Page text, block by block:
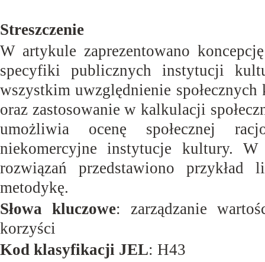
Streszczenie
W artykule zaprezentowano
specyfiki publicznych instytucji
wszystkim uwzględnienie
oraz zastosowanie w kalkulacji
umożliwia ocenę społecznej
niekomercyjne instytucje kultury. W
rozwiązań przedstawiono
metodykę.
Słowa kluczowe: zarządzanie
korzyści
Kod klasyfikacji JEL: H43